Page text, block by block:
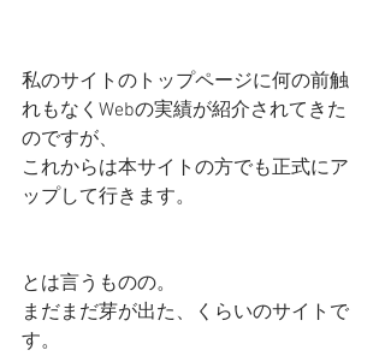
私のサイトのトップページに何の前触
れもなくWebの実績が紹介されてきた
のですが、
これからは本サイトの方でも正式にア
ップして行きます。
とは言うものの。
まだまだ芽が出た、くらいのサイトで
す。